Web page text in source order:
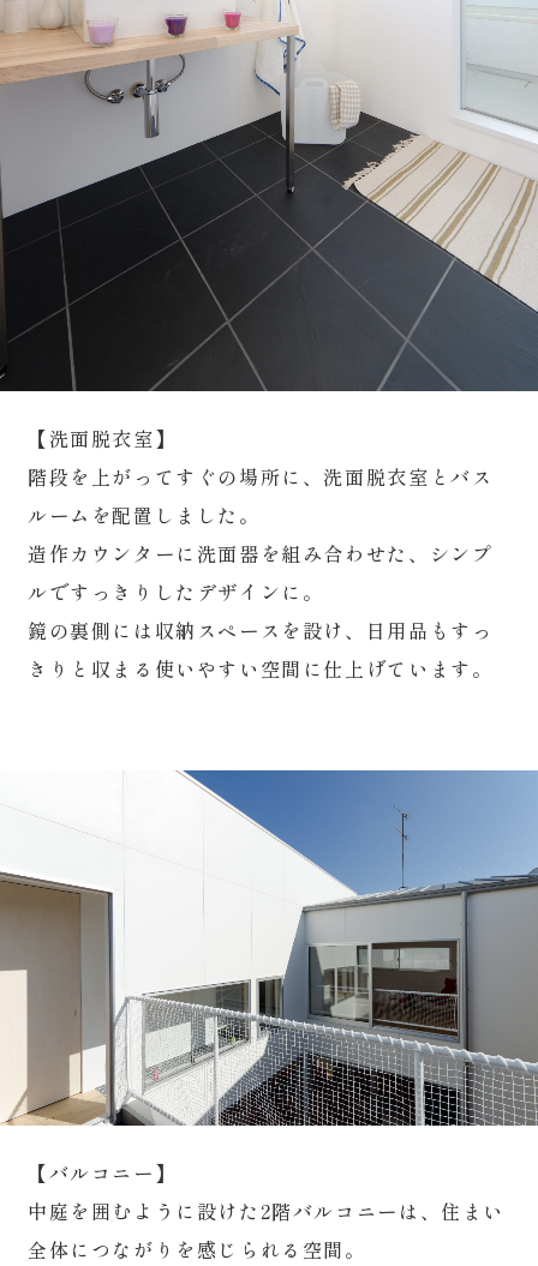
【洗面脱衣室】
階段を上がってすぐの場所に、洗面脱衣室とバス
ルームを配置しました。
造作カウンターに洗面器を組み合わせた、シンプ
ルですっきりしたデザインに。
鏡の裏側には収納スペースを設け、日用品もすっ
きりと収まる使いやすい空間に仕上げています。
【バルコニー】
中庭を囲むように設けた2階バルコニーは、住まい
全体につながりを感じられる空間。